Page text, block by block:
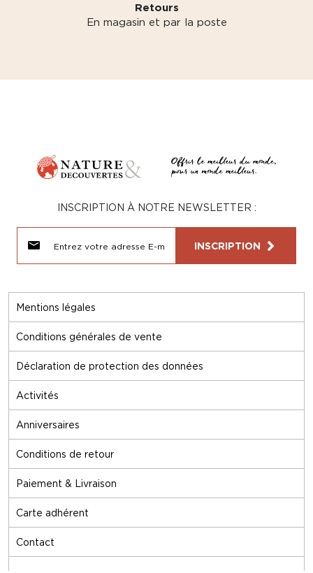
Retours
En magasin et par la poste
Mentions légales
Conditions générales de vente
Déclaration de protection des données
Activités
Anniversaires
Conditions de retour
Paiement & Livraison
Carte adhérent
Contact
INSCRIPTION À NOTRE NEWSLETTER :
INSCRIPTION